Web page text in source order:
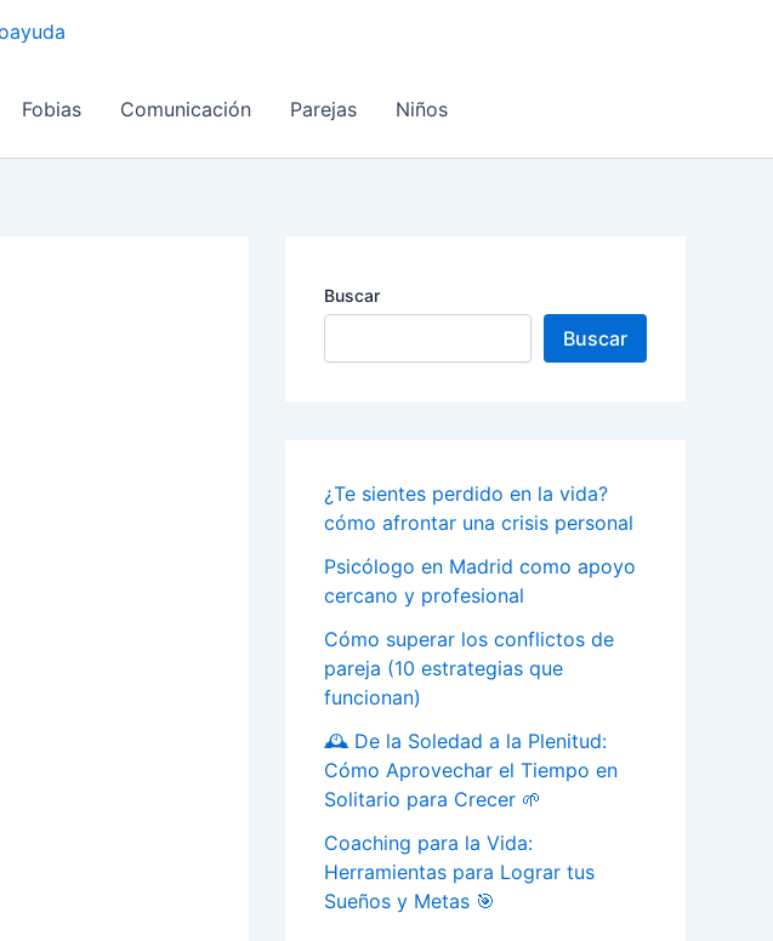
Fobias Comunicación Parejas Niños
Buscar
Buscar
¿Te sientes perdido en la vida?
cómo afrontar una crisis personal
Psicólogo en Madrid como apoyo
cercano y profesional
Cómo superar los conflictos de
pareja (10 estrategias que
funcionan)
🕰️ De la Soledad a la Plenitud:
Cómo Aprovechar el Tiempo en
Solitario para Crecer 🌱
Coaching para la Vida:
Herramientas para Lograr tus
Sueños y Metas 🎯